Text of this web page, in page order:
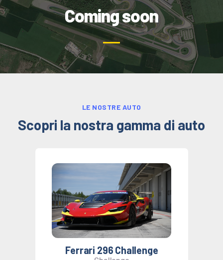
Coming soon
LE NOSTRE AUTO
Scopri la nostra gamma di auto
Ferrari 296 Challenge